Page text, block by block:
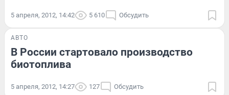
5 апреля, 2012, 14:42 5 610 Обсудить
АВТО
В России стартовало производство
биотоплива
5 апреля, 2012, 14:27 127 Обсудить